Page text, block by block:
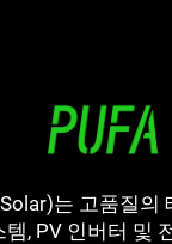
는 고품질의
, PV 인버터 및